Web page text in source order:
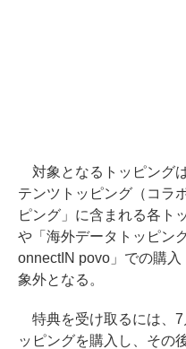
対象となるトッピング
テンツトッピング（コラ
ピング」に含まれる各ト
や「海外データトッピン
onnectIN povo」での購
象外となる。
特典を受け取るには、7
ッピングを購入し、その